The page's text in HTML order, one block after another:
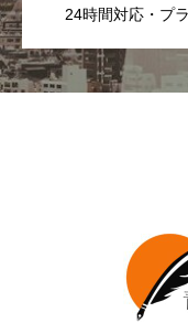
24時間対応・プ